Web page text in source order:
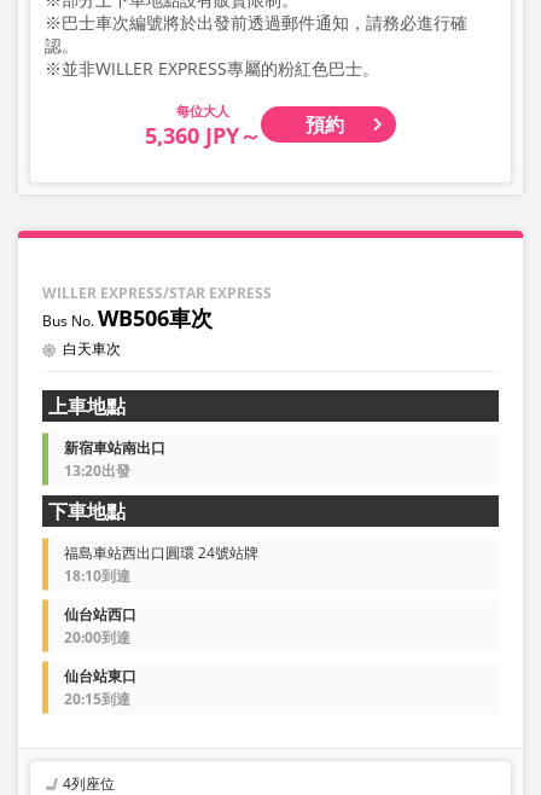
※巴士車次編號將於出發前透過郵件通知，請務必進行確
認。
※並非WILLER EXPRESS專屬的粉紅色巴士。
大人
5,360 JPY～ 預約
WILLER EXPRESS/STAR EXPRESS
WB506車次
白天車次
上車地點
新宿車站南出口
13:20出發
下車地點
福島車站西出口圓環 24號站牌
18:10到達
仙台站西口
20:00到達
仙台站東口
20:15到達
4列座位